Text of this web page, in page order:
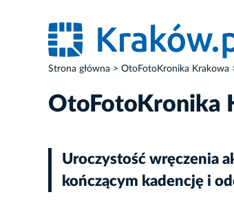
Strona główna OtoFotoKronika Krakowa
OtoFotoKronika
Uroczystość wręczenia
kończącym kadencję i